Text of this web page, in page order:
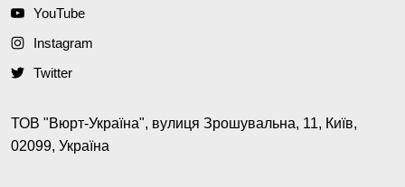
YouTube
Instagram
Twitter
ТОВ "Вюрт-Україна", вулиця Зрошувальна, 11, Київ,
02099, Україна